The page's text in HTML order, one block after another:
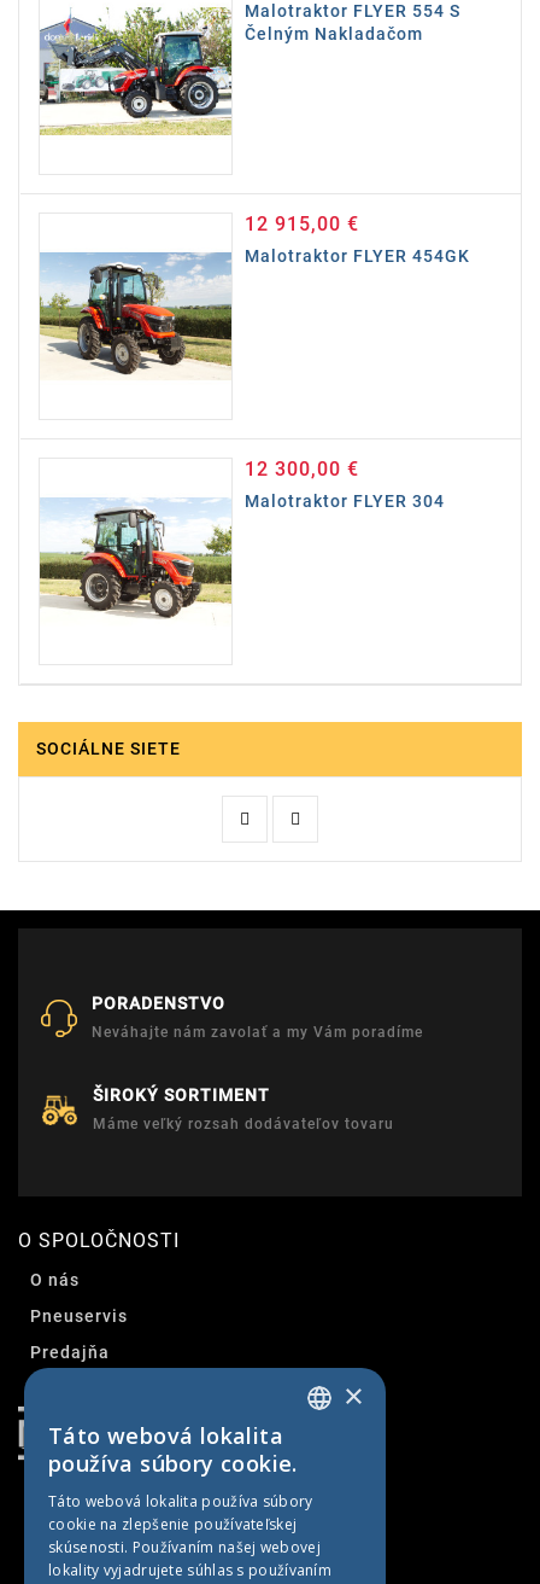
Malotraktor FLYER 554 S
Čelným Nakladačom
12 915,00 €Cena
Malotraktor FLYER 454GK
12 300,00 €Cena
Malotraktor FLYER 304
SOCIÁLNE SIETE
PORADENSTVO
Neváhajte nám zavolať a my Vám poradíme
ŠIROKÝ SORTIMENT
Máme veľký rozsah dodávateľov tovaru
O SPOLOČNOSTI
O nás
Pneuservis
Predajňa
SLOVAK
GERMAN
HUNGARIAN
×
Táto webová lokalita
používa súbory cookie.
Táto webová lokalita používa súbory
cookie na zlepšenie používateľskej
skúsenosti. Používaním našej webovej
lokality vyjadrujete súhlas s používaním